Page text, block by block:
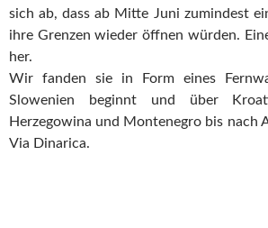
sich ab, dass ab Mitte Juni zumindest
ihre Grenzen wieder öffnen würden.
her.
Wir fanden sie in Form eines
Slowenien beginnt und über
Herzegowina und Montenegro bis nach
Via Dinarica.